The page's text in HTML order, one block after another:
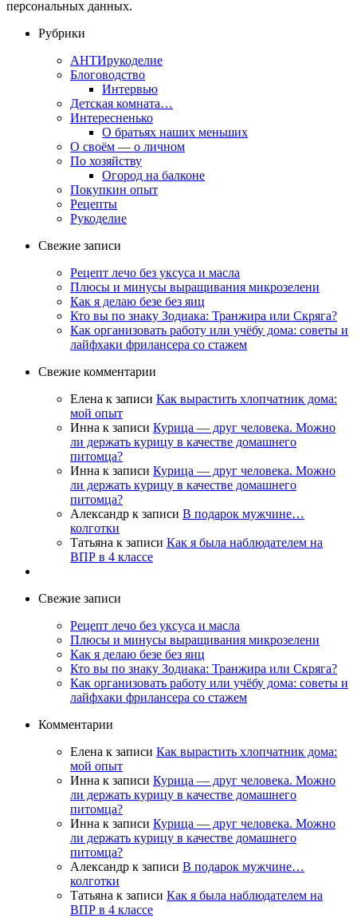
персональных данных.
Рубрики
АНТИрукоделие
Блоговодство
Интервью
Детская комната…
Интересненько
О братьях наших меньших
О своём — о личном
По хозяйству
Огород на балконе
Покупкин опыт
Рецепты
Рукоделие
Свежие записи
Рецепт лечо без уксуса и масла
Плюсы и минусы выращивания микрозелени
Как я делаю безе без яиц
Кто вы по знаку Зодиака: Транжира или Скряга?
Как организовать работу или учёбу дома: советы и
лайфхаки фрилансера со стажем
Свежие комментарии
Елена к записи Как вырастить хлопчатник дома:
мой опыт
Инна к записи Курица — друг человека. Можно
ли держать курицу в качестве домашнего
питомца?
Инна к записи Курица — друг человека. Можно
ли держать курицу в качестве домашнего
питомца?
Александр к записи В подарок мужчине…
колготки
Татьяна к записи Как я была наблюдателем на
ВПР в 4 классе
Свежие записи
Рецепт лечо без уксуса и масла
Плюсы и минусы выращивания микрозелени
Как я делаю безе без яиц
Кто вы по знаку Зодиака: Транжира или Скряга?
Как организовать работу или учёбу дома: советы и
лайфхаки фрилансера со стажем
Комментарии
Елена к записи Как вырастить хлопчатник дома:
мой опыт
Инна к записи Курица — друг человека. Можно
ли держать курицу в качестве домашнего
питомца?
Инна к записи Курица — друг человека. Можно
ли держать курицу в качестве домашнего
питомца?
Александр к записи В подарок мужчине…
колготки
Татьяна к записи Как я была наблюдателем на
ВПР в 4 классе